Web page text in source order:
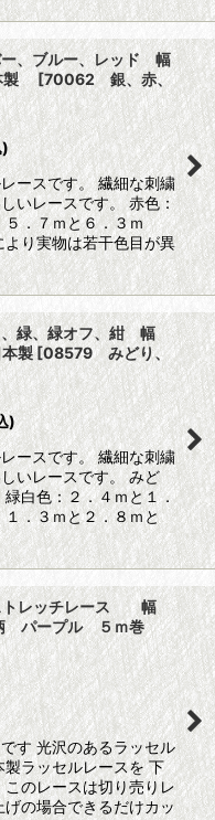
、ブルー、レッド 幅
製 [70062 銀、赤、
)
ースです。 繊細な刺繍
いレースです。 赤色：
５．７ｍと６．３ｍ
り実物は若干色目が異
緑、緑オフ、紺 幅
製[08579 みどり、
)
ースです。 繊細な刺繍
いレースです。 みど
白色：２．４ｍと１．
．３ｍと２．８ｍと
トレッチレース 幅
パープル ５ｍ巻
す 光沢のあるラッセル
ラッセルレースを 下
のレースは切り売りレ
の場合できるだけカッ